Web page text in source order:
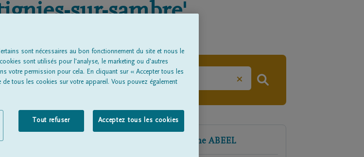
sur-sambre'
×
Anne Marie
Simone ABEEL
sont nécessaires au bon fonctionnement du site et nous le
sont utilisés pour l'analyse, le marketing ou d'autres
votre permission pour cela. En cliquant sur « Accepter tous les
tous les cookies sur votre appareil. Vous pouvez également
Tout refuser Acceptez tous les cookies